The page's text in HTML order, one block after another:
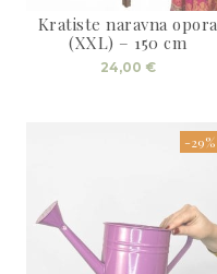
Kratiste naravna opora
(XXL) – 150 cm
24,00 €
-29%